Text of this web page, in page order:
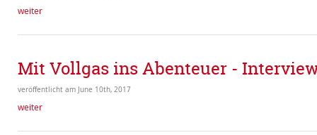
weiter
Mit Vollgas ins Abenteuer -
veröffentlicht am June 10th, 2017
weiter